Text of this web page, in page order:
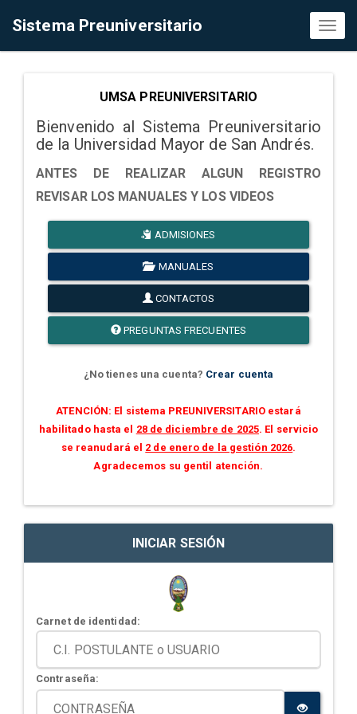
Sistema Preuniversitario
UMSA PREUNIVERSITARIO
Bienvenido al Sistema Preuniversitario
de la Universidad Mayor de San Andrés.
ANTES DE REALIZAR ALGUN REGISTRO
REVISAR LOS MANUALES Y LOS VIDEOS
ADMISIONES
MANUALES
CONTACTOS
PREGUNTAS FRECUENTES
¿No tienes una cuenta? Crear cuenta
ATENCIÓN: El sistema PREUNIVERSITARIO estará
habilitado hasta el 28 de diciembre de 2025. El servicio
se reanudará el 2 de enero de la gestión 2026.
Agradecemos su gentil atención.
INICIAR SESIÓN
Carnet de identidad:
Contraseña: